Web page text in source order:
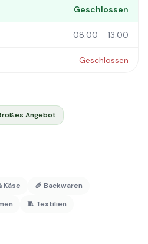
Geschlossen
08:00 – 13:00
Geschlossen
Angebot
Käse
🥖 Backwaren
🧵 Textilien